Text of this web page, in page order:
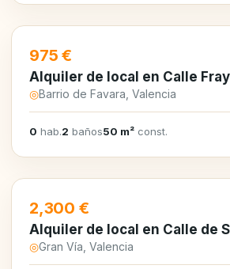
EN ALQUILER
975 €
Alquiler de local en Calle
◎Barrio de Favara, Valencia
0 hab.2 baños50 m² const.
EN ALQUILER
2,300 €
Alquiler de local en Calle de
◎Gran Vía, Valencia